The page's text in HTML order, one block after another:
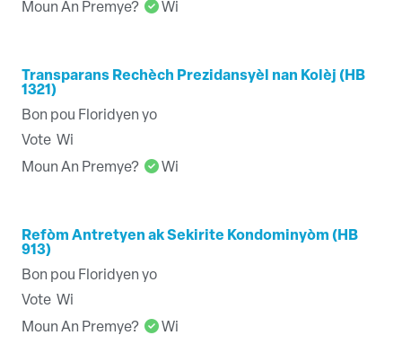
Moun An Premye?
Wi
Transparans Rechèch Prezidansyèl nan Kolèj (HB
1321)
Bon pou Floridyen yo
Vote Wi
Moun An Premye?
Wi
Refòm Antretyen ak Sekirite Kondominyòm (HB
913)
Bon pou Floridyen yo
Vote Wi
Moun An Premye?
Wi